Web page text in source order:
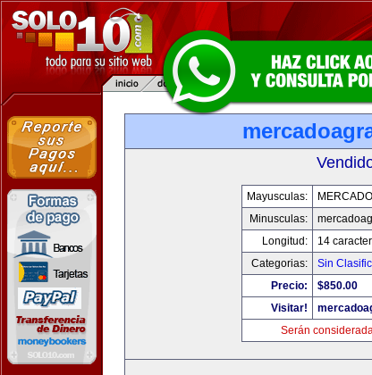
Mayusculas:
Minusculas:
Longitud:
14
Categorias:
Sin
Precio:
$850.00
Visitar!
Serán